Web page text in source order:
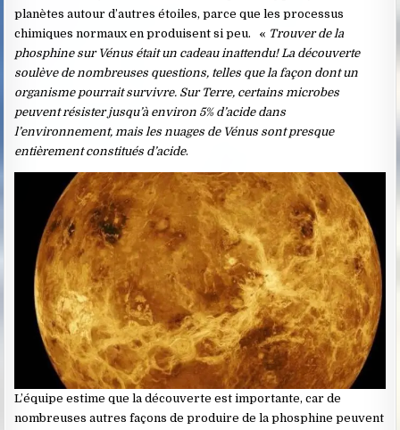
planètes autour d’autres étoiles, parce que les processus
chimiques normaux en produisent si peu. « Trouver de la
phosphine sur Vénus était un cadeau inattendu! La découverte
soulève de nombreuses questions, telles que la façon dont un
organisme pourrait survivre. Sur Terre, certains microbes
peuvent résister jusqu’à environ 5% d’acide dans
l’environnement, mais les nuages ​​de Vénus sont presque
entièrement constitués d’acide.
L’équipe estime que la découverte est importante, car de
nombreuses autres façons de produire de la phosphine peuvent